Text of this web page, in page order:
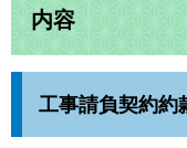
内容
工事請負契約約